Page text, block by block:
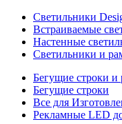
Светильники
Встраиваемые
Настенные
Светильники и
Бегущие строки и
Бегущие строки
Все для
Рекламные LED